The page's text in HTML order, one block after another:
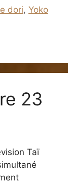
dori, Yoko
23
Taï